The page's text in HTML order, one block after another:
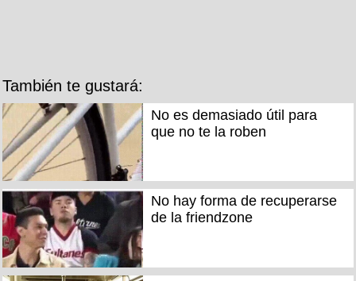
También te gustará:
No es demasiado útil para
que no te la roben
No hay forma de recuperarse
de la friendzone